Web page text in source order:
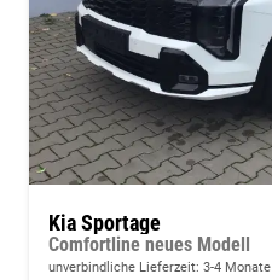
Kia Sportage
Comfortline neues Modell
unverbindliche Lieferzeit: 3-4 Monate